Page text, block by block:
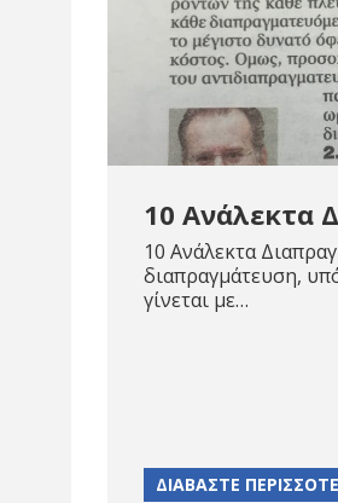
10 Ανάλεκτα
10 Ανάλεκτα
διαπραγμάτευση,
γίνεται με…
ΔΙΑΒΑΣΤΕ